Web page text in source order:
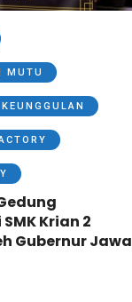
MUTU
Krian 2
Gubernur Jawa